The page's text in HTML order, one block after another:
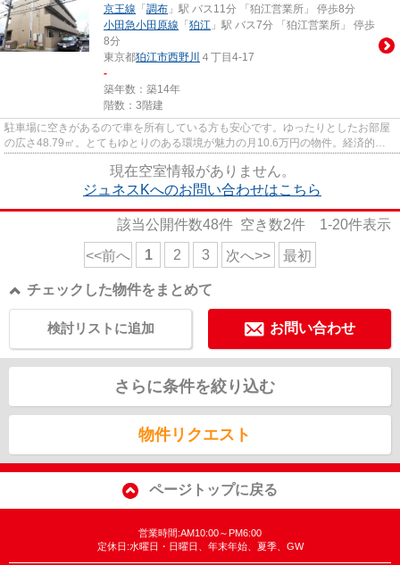
京王線 「 調布 」駅 バス11分 「狛江営業所」 停歩8分
小田急小田原線 「 狛江 」駅 バス7分 「狛江営業所」 停歩
8分
東京都狛江市西野川 ４丁目4-17
-
築年数：築14年
階数：3階建
駐車場に空きがあるので車を所有している方も安心です。ゆったりとしたお部屋
の広さ48.79㎡。とてもゆとりのある環境が魅力の月10.6万円の物件。経済的
現在空室情報がありません。
ジュネスKへのお問い合わせはこちら
該当公開件数48件 空き数2件 1-20件表示
<<前へ 1 2 3 次へ>> 最初
チェックした物件をまとめて
お問い合わせ
検討リストに追加
さらに条件を絞り込む
物件リクエスト
ページトップに戻る
営業時間:AM10:00～PM6:00
定休日:水曜日・日曜日、年末年始、夏季、GW